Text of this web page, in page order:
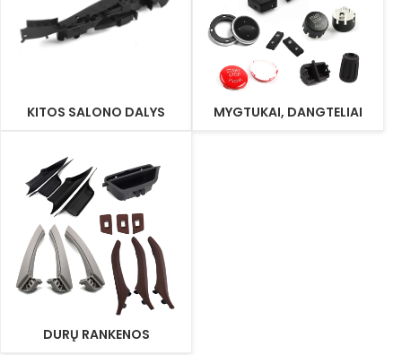
KITOS SALONO DALYS MYGTUKAI, DANGTELIAI
DURŲ RANKENOS